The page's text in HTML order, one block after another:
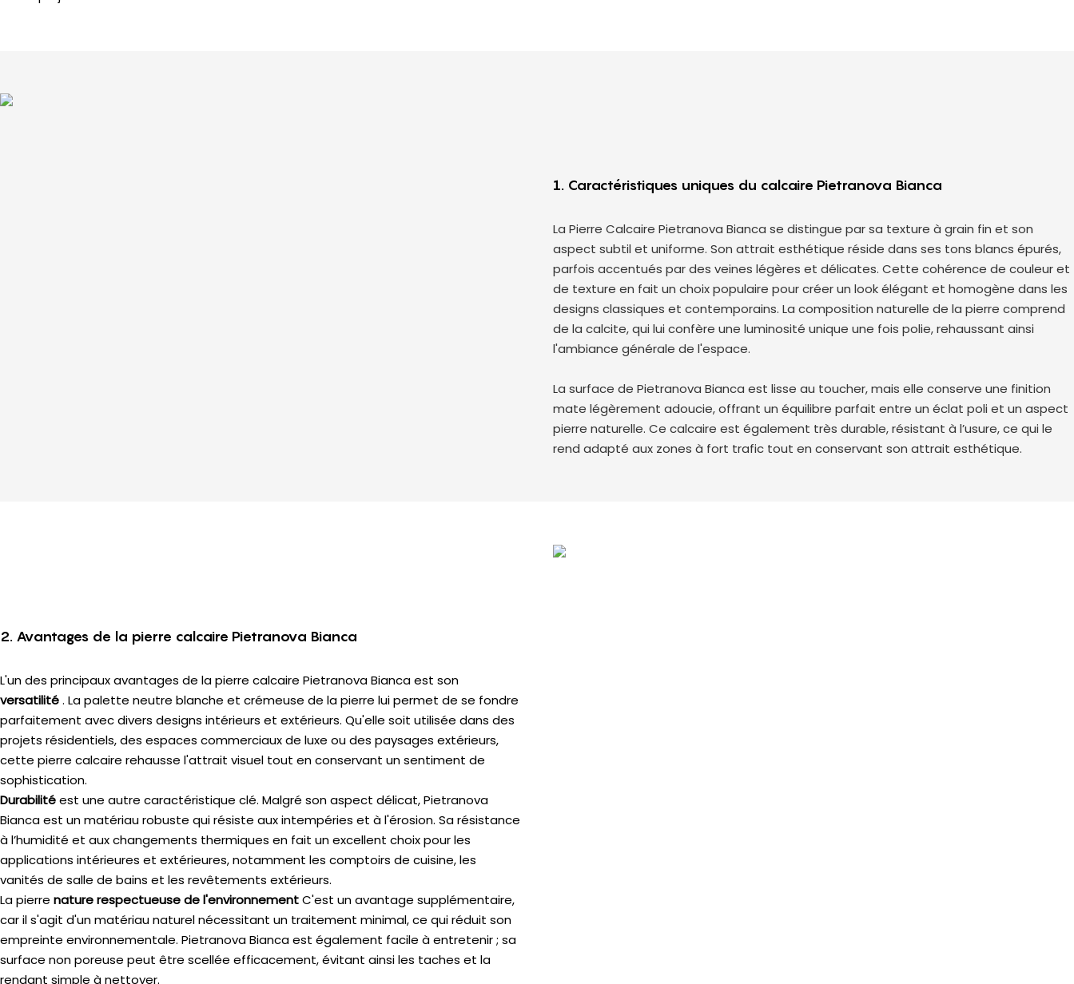
1. Caractéristiques uniques du calcaire Pietranova Bianca
La Pierre Calcaire Pietranova Bianca se distingue par sa texture à grain fin et son
aspect subtil et uniforme. Son attrait esthétique réside dans ses tons blancs épurés,
parfois accentués par des veines légères et délicates. Cette cohérence de couleur et
de texture en fait un choix populaire pour créer un look élégant et homogène dans les
designs classiques et contemporains. La composition naturelle de la pierre comprend
de la calcite, qui lui confère une luminosité unique une fois polie, rehaussant ainsi
l'ambiance générale de l'espace.
La surface de Pietranova Bianca est lisse au toucher, mais elle conserve une finition
mate légèrement adoucie, offrant un équilibre parfait entre un éclat poli et un aspect
pierre naturelle. Ce calcaire est également très durable, résistant à l’usure, ce qui le
rend adapté aux zones à fort trafic tout en conservant son attrait esthétique.
2. Avantages de la pierre calcaire Pietranova Bianca
L'un des principaux avantages de la pierre calcaire Pietranova Bianca est son
versatilité. La palette neutre blanche et crémeuse de la pierre lui permet de se fondre
parfaitement avec divers designs intérieurs et extérieurs. Qu'elle soit utilisée dans des
projets résidentiels, des espaces commerciaux de luxe ou des paysages extérieurs,
cette pierre calcaire rehausse l'attrait visuel tout en conservant un sentiment de
sophistication.
Durabilitéest une autre caractéristique clé. Malgré son aspect délicat, Pietranova
Bianca est un matériau robuste qui résiste aux intempéries et à l'érosion. Sa résistance
à l’humidité et aux changements thermiques en fait un excellent choix pour les
applications intérieures et extérieures, notamment les comptoirs de cuisine, les
vanités de salle de bains et les revêtements extérieurs.
La pierre nature respectueuse de l'environnementC'est un avantage supplémentaire,
car il s'agit d'un matériau naturel nécessitant un traitement minimal, ce qui réduit son
empreinte environnementale. Pietranova Bianca est également facile à entretenir ; sa
surface non poreuse peut être scellée efficacement, évitant ainsi les taches et la
rendant simple à nettoyer.